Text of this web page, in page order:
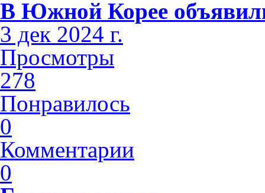
В Южной Корее
3 дек 2024 г.
Просмотры
278
Понравилось
0
Комментарии
0